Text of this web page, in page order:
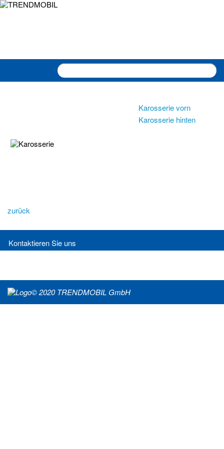
Karosserie vorn
Karosserie hinten
zurück
Kontaktieren Sie uns
© 2020 TRENDMOBIL GmbH